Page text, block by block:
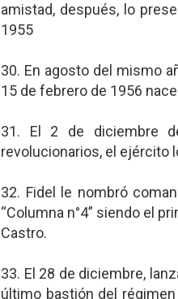
amistad, después, lo
1955
30. En agosto del mismo
15 de febrero de 1956
31. El 2 de diciembre
revolucionarios, el ejército
32. Fidel le nombró
“Columna n°4” siendo el
Castro.
33. El 28 de diciembre,
último bastión del